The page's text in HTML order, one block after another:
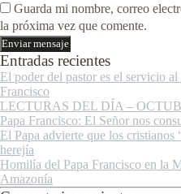
Guarda mi nombre, correo
la próxima vez que comente.
Entradas recientes
El poder del pastor es el servicio
Francisco
LECTURAS DEL DÍA –
Papa Francisco: El Señor nos
El Papa advierte que los cristianos
herejía
Homilía del Papa Francisco en la
Amazonía